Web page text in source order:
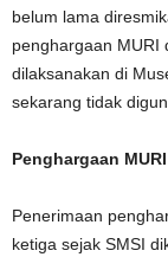
belum lama
penghargaan MURI
dilaksanakan di
sekarang tidak
Penghargaan
Penerimaan
ketiga sejak SMSI